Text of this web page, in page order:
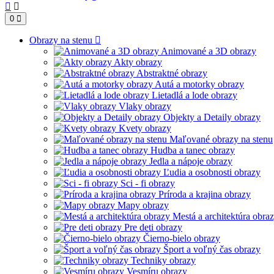
0
Obrazy na stenu
Animované a 3D obrazy
Akty obrazy
Abstraktné obrazy
Autá a motorky obrazy
Lietadlá a lode obrazy
Vlaky obrazy
Objekty a Detaily obrazy
Kvety obrazy
Maľované obrazy na stenu
Hudba a tanec obrazy
Jedla a nápoje obrazy
Ľudia a osobnosti obrazy
Sci - fi obrazy
Príroda a krajina obrazy
Mapy obrazy
Mestá a architektúra
Pre deti obrazy
Čierno-bielo obrazy
Šport a voľný čas obrazy
Techniky obrazy
Vesmíru obrazy